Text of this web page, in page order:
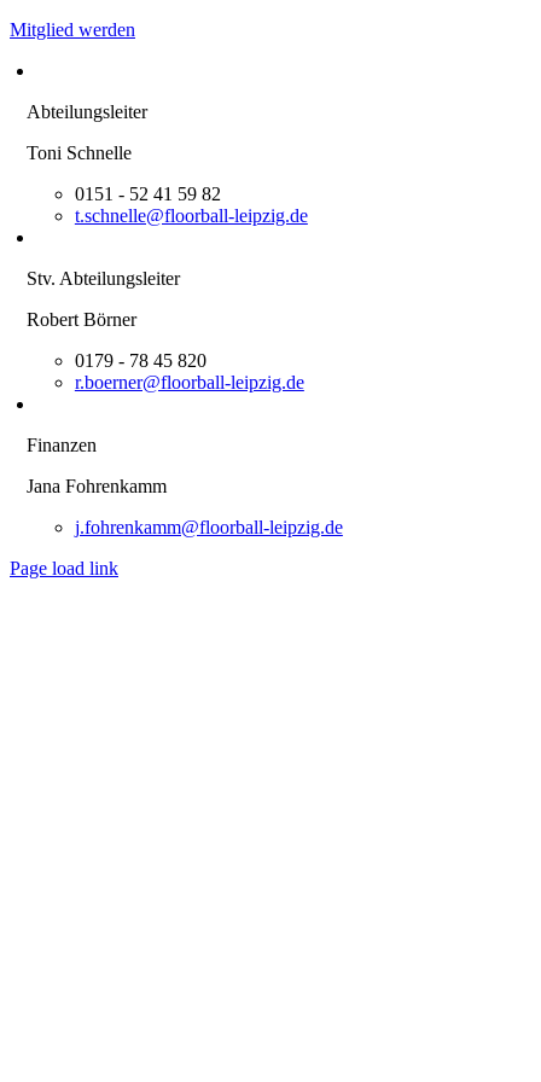
Mitglied werden
Zum
springen
Abteilungsleiter
Toni Schnelle
0151 - 52 41 59 82
t.schnelle@floorball-leipzig.de
Stv. Abteilungsleiter
Robert Börner
0179 - 78 45 820
r.boerner@floorball-leipzig.de
Finanzen
Jana Fohrenkamm
j.fohrenkamm@floorball-leipzig.de
Page load link